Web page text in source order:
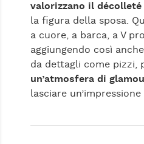
valorizzano il décolleté
la figura della sposa.
a cuore, a barca, a V
aggiungendo così
da dettagli come pizzi,
un’atmosfera di
lasciare